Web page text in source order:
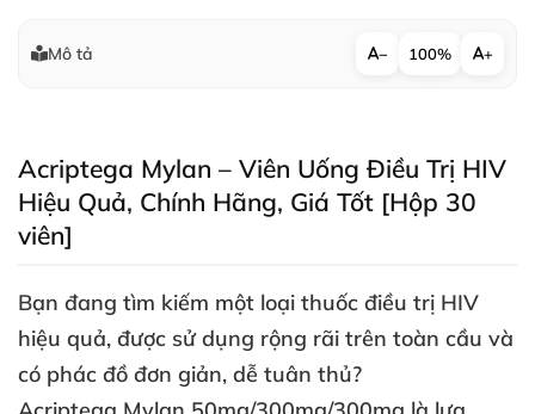
Mô tả − 100% +
Acriptega Mylan – Viên Uống Điều Trị HIV
Hiệu Quả, Chính Hãng, Giá Tốt [Hộp 30
viên]
Bạn đang tìm kiếm một loại thuốc điều trị HIV
hiệu quả, được sử dụng rộng rãi trên toàn cầu và
có phác đồ đơn giản, dễ tuân thủ?